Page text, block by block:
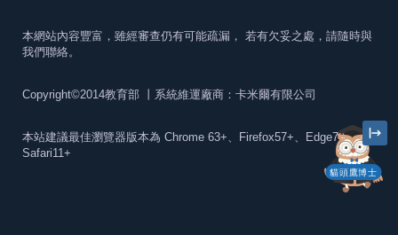
貓頭鷹博士
本網站內容豐富，雖經審查仍有可能疏漏， 若有欠妥之處，請隨時與
我們聯絡。
Copyright©2014教育部 丨系統維運廠商：卡米爾有限公司
本站建議最佳瀏覽器版本為 Chrome 63+、Firefox57+、Edge79+及
Safari11+